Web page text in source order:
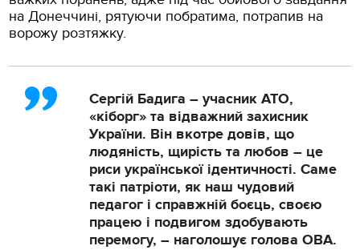
на Донеччині, рятуючи побратима, потрапив на
ворожу розтяжку.
Сергій Бадига – учасник АТО,
«кіборг» та відважний захисник
України. Він вкотре довів, що
людяність, щирість та любов – це
риси української ідентичності. Саме
такі патріоти, як наш чудовий
педагог і справжній боєць, своєю
працею і подвигом здобувають
перемогу, – наголошує голова ОВА.